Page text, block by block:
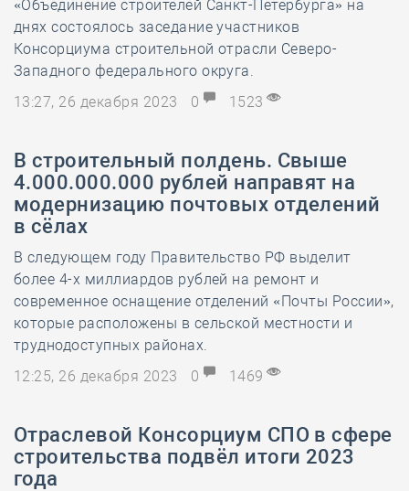
«Объединение строителей Санкт-Петербурга» на
днях состоялось заседание участников
Консорциума строительной отрасли Северо-
Западного федерального округа.
13:27, 26 декабря 2023
0 1523
В строительный полдень. Свыше
4.000.000.000 рублей направят на
модернизацию почтовых отделений
в сёлах
В следующем году Правительство РФ выделит
более 4-х миллиардов рублей на ремонт и
современное оснащение отделений «Почты России»,
которые расположены в сельской местности и
труднодоступных районах.
12:25, 26 декабря 2023
0 1469
Отраслевой Консорциум СПО в сфере
строительства подвёл итоги 2023
года